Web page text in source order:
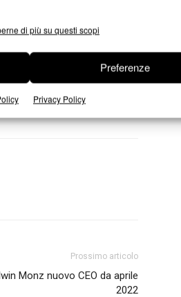
di più su questi scopi
Preferenze
Privacy Policy
composito, diversi da
più efficiente, stimolando
all’insegna della
Prossimo articolo
Monz nuovo CEO da aprile
2022